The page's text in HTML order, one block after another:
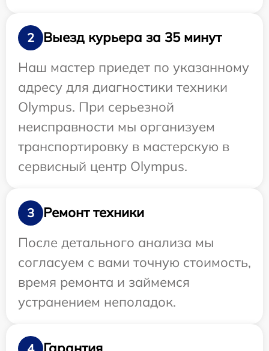
2
Выезд курьера за 35 минут
Наш мастер приедет по указанному
адресу для диагностики техники
Olympus. При серьезной
неисправности мы организуем
транспортировку в мастерскую в
сервисный центр Olympus.
3
Ремонт техники
После детального анализа мы
согласуем с вами точную стоимость,
время ремонта и займемся
устранением неполадок.